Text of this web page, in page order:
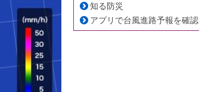
知る防災
アプリで台風進路予報を確認